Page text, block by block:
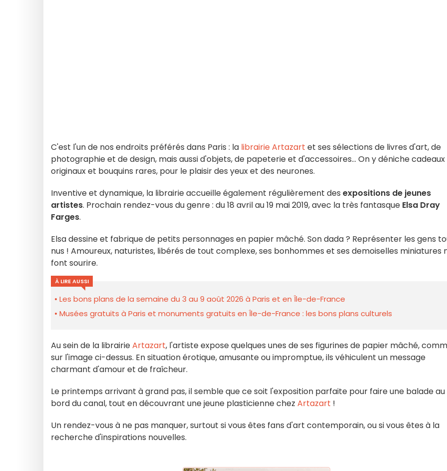
C'est l'un de nos endroits préférés dans Paris : la librairie Artazart et ses sélections de livres d'art, de
photographie et de design, mais aussi d'objets, de papeterie et d'accessoires... On y déniche cadeaux
originaux et bouquins rares, pour le plaisir des yeux et des neurones.
Inventive et dynamique, la librairie accueille également régulièrement des expositions de jeunes
artistes. Prochain rendez-vous du genre : du 18 avril au 19 mai 2019, avec la très fantasque Elsa Dray
Farges.
Elsa dessine et fabrique de petits personnages en papier mâché. Son dada ? Représenter les gens
nus ! Amoureux, naturistes, libérés de tout complexe, ses bonhommes et ses demoiselles miniatures
font sourire.
À LIRE AUSSI
Les bons plans de la semaine du 3 au 9 août 2026 à Paris et en Île-de-France
Musées gratuits à Paris et monuments gratuits en Île-de-France : les bons plans culturels
Au sein de la librairieArtazart, l'artiste expose quelques unes de ses figurines de papier mâché,
sur l'image ci-dessus. En situation érotique, amusante ou impromptue, ils véhiculent un message
charmant d'amour et de fraîcheur.
Le printemps arrivant à grand pas, il semble que ce soit l'exposition parfaite pour faire une balade au
bord du canal, tout en découvrant une jeune plasticienne chez Artazart !
Un rendez-vous à ne pas manquer, surtout si vous êtes fans d'art contemporain, ou si vous êtes à la
recherche d'inspirations nouvelles.